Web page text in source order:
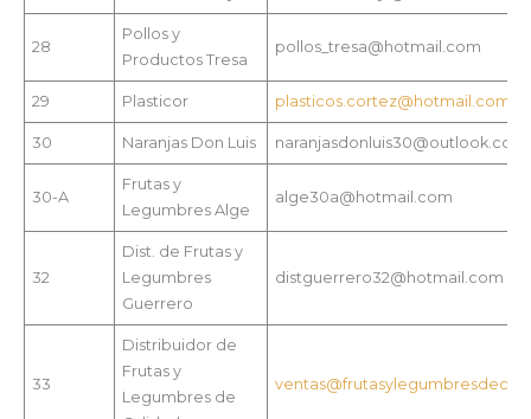
28
Pollos y
Productos Tresa
pollos_tresa@hotmail.com
29 Plasticor plasticos.cortez@hotmail.com
30 Naranjas Don Luis naranjasdonluis30@outlook.com
30-A
Frutas y
Legumbres Alge
alge30a@hotmail.com
32
Dist. de Frutas y
Legumbres
Guerrero
distguerrero32@hotmail.com
33
Distribuidor de
Frutas y
Legumbres de